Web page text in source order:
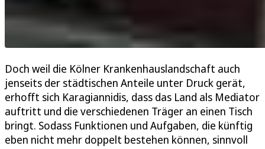
Doch weil die Kölner Krankenhauslandschaft auch
jenseits der städtischen Anteile unter Druck gerät,
erhofft sich Karagiannidis, dass das Land als Mediator
auftritt und die verschiedenen Träger an einen Tisch
bringt. Sodass Funktionen und Aufgaben, die künftig
eben nicht mehr doppelt bestehen können, sinnvoll